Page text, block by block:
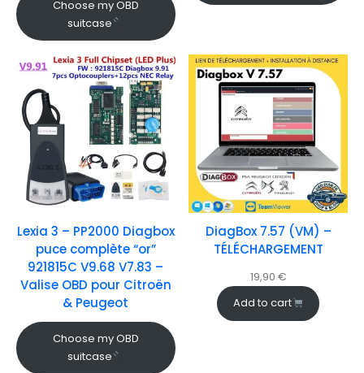
Choose my OBD
suitcase
Lexia 3 – PP2000 Diagbox
puce complète “or”
921815C V9.68 V7.83 –
Valise OBD pour Citroën
& Peugeot
Choose my OBD
suitcase
DiagBox 7.57 (VM) –
TÉLÉCHARGEMENT
19,90 €
Add to cart